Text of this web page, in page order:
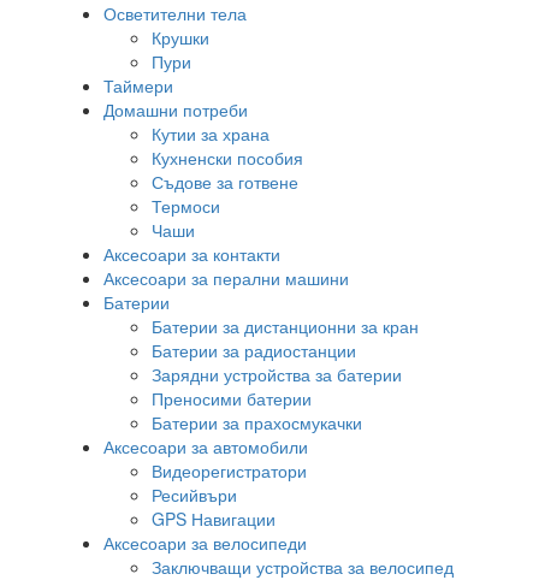
Осветителни тела
Крушки
Пури
Таймери
Домашни потреби
Кутии за храна
Кухненски пособия
Съдове за готвене
Термоси
Чаши
Аксесоари за контакти
Аксесоари за перални машини
Батерии
Батерии за дистанционни за кран
Батерии за радиостанции
Зарядни устройства за батерии
Преносими батерии
Батерии за прахосмукачки
Аксесоари за автомобили
Видеорегистратори
Ресийвъри
GPS Навигации
Аксесоари за велосипеди
Заключващи устройства за велосипед